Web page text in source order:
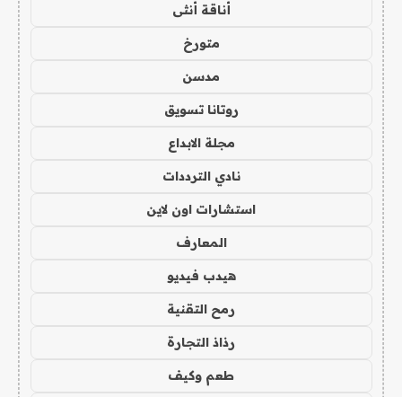
أناقة أنثى
متورخ
مدسن
روتانا تسويق
مجلة الابداع
نادي الترددات
استشارات اون لاين
المعارف
هيدب فيديو
رمح التقنية
رذاذ التجارة
طعم وكيف